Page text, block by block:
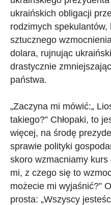
ukraińskich obligacji
rodzimych
sztucznego
dolara, rujnując
drastycznie
państwa.
„Zaczyna mi mówić:„
takiego?” Chłopaki, to
więcej, na środę
sprawie polityki
skoro wzmacniamy
mi, z czego się to
możecie mi wyjaśnić?”
prosta: „Wszyscy